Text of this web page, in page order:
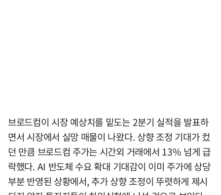
브로드컴이 시장 예상치를 밑도는 2분기 실적을 발표하
면서 시장에서 실망 매물이 나왔다. 상향 조정 기대가 컸
던 만큼 브로드컴 주가는 시간외 거래에서 13% 넘게 급
락했다. AI 반도체 수요 확대 기대감이 이미 주가에 상당
부분 반영된 상황에서, 추가 상향 조정이 뚜렷하게 제시